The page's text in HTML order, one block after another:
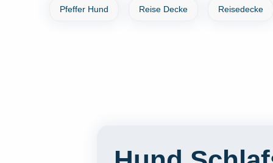
Pfeffer Hund Reise Decke Reisedecke